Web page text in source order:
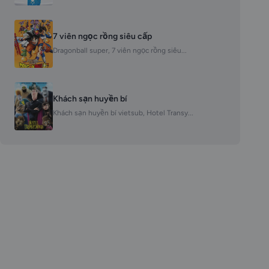
7 viên ngọc rồng siêu cấp
Dragonball super, 7 viên ngọc rồng siêu...
Khách sạn huyền bí
Khách sạn huyền bí vietsub, Hotel Transy...